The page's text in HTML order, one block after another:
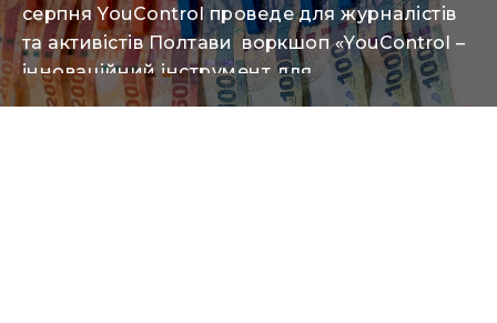
серпня YouControl проведе для журналістів
та активістів Полтави воркшоп «YouControl –
інноваційний інструмент для
антикорупціонерів». До участі організатори